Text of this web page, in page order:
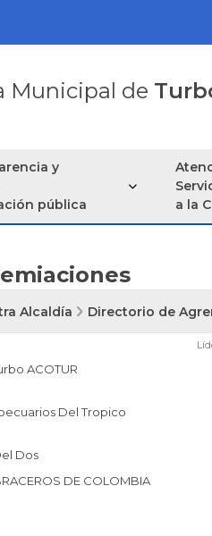
Municipal de
y
pública
a la
Alcaldía Directorio de
ACOTUR
Del Tropico
Dos
DE COLOMBIA